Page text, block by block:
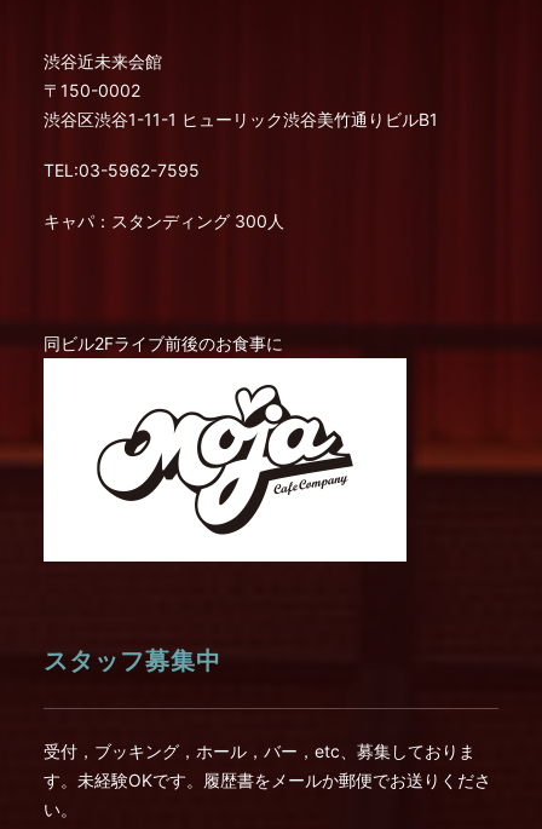
渋谷近未来会館
〒150-0002
渋谷区渋谷1-11-1 ヒューリック渋谷美竹通りビルB1
TEL:03-5962-7595
キャパ：スタンディング 300人
同ビル2Fライブ前後のお食事に
スタッフ募集中
受付，ブッキング，ホール，バー，etc、募集しておりま
す。未経験OKです。履歴書をメールか郵便でお送りくださ
い。